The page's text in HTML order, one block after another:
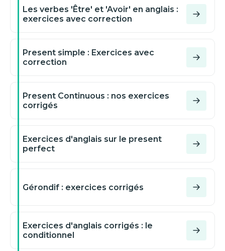
Les verbes 'Être' et 'Avoir' en anglais :
exercices avec correction
Present simple : Exercices avec
correction
Present Continuous : nos exercices
corrigés
Exercices d'anglais sur le present
perfect
Gérondif : exercices corrigés
Exercices d'anglais corrigés : le
conditionnel